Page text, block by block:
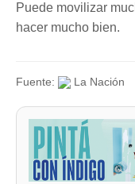
Puede movilizar
hacer mucho bien.
Fuente: La Nación